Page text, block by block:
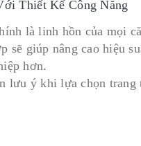
Thiết Kế Công Năng
là linh hồn của mọi
sẽ giúp nâng cao hiệu
hơn.
lưu ý khi lựa chọn